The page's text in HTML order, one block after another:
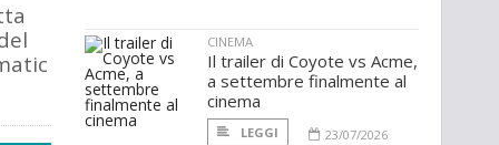
CINEMA
Il trailer di Coyote vs Acme,
a settembre finalmente al
cinema
LEGGI 23/07/2026